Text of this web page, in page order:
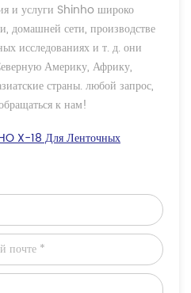
и услуги Shinho широко
домашней сети, производстве
исследованиях и т. д. они
Америку, Африку,
страны. любой запрос,
к нам!
X-18 Для Ленточных